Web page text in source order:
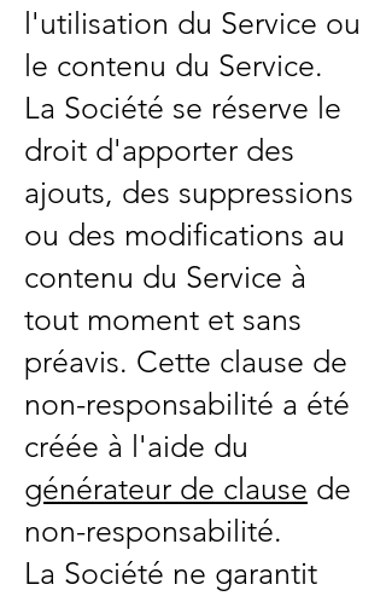
l'utilisation du Service ou
le contenu du Service.
La Société se réserve le
droit d'apporter des
ajouts, des suppressions
ou des modifications au
contenu du Service à
tout moment et sans
préavis. Cette clause de
non-responsabilité a été
créée à l'aide du
générateur de clause de
non-responsabilité.
La Société ne garantit